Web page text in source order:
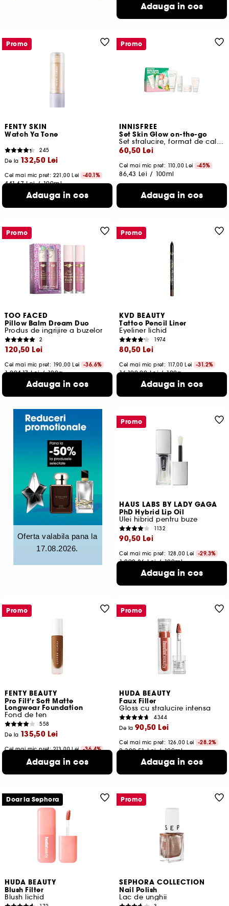
Adauga in cos
FENTY SKIN
Watch Ya Tone
245
De la 132,50 Lei
Cel mai mic pret: 221,00 Lei -40.1%
441,67 Lei /100ml
2 variante disponibile
Adauga in cos
Promo
INNISFREE
Set Skin Glow on-the-go
Set stralucire, format de calatorie
60,50 Lei
Cel mai mic pret: 110,00 Lei -45%
86,43 Lei / 100ml
Adauga in cos
Promo
TOO FACED
Pillow Balm Dream Duo
Produs de ingrijire a buzelor
2
120,50 Lei
Cel mai mic pret: 190,00 Lei -36.6%
1.004,17 Lei /100g
Adauga in cos
Promo
KVD BEAUTY
Tattoo Pencil Liner
Eyeliner lichid
1974
80,50 Lei
Cel mai mic pret: 117,00 Lei -31.2%
16.100,00 Lei /100g
Adauga in cos
Promo
Oferta valabila pana la
17.08.2026.
HAUS LABS BY LADY GAGA
PhD Hybrid Lip Oil
Ulei hibrid pentru buze
1132
90,50 Lei
Cel mai mic pret: 128,00 Lei -29.3%
1.292,86 Lei /100ml
4 variante disponibile
Adauga in cos
Promo
FENTY BEAUTY
Pro Filt'r Soft Matte
Longwear Foundation
Fond de ten
558
De la 135,50 Lei
Cel mai mic pret:213,00 Lei -36.4%
423,44 Lei 100ml
50 variante disponibile
Adauga in cos
Promo
HUDA BEAUTY
Faux Filler
Gloss cu stralucire intensa
4344
De la 90,50 Lei
Cel mai mic pret: 126,00 Lei -28.2%
2.320,51 Lei /100ml
13 variante disponibile
Adauga in cos
Promo
HUDA BEAUTY
Blush Filter
Blush lichid
Doar la Sephora
SEPHORA COLLECTION
Nail Polish
Lac de unghii
Promo